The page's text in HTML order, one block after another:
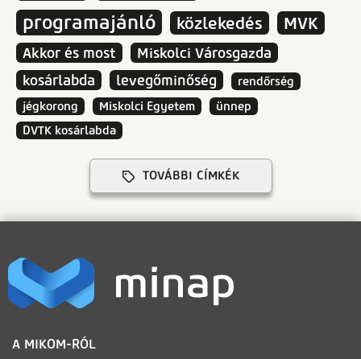
programajánló
közlekedés MVK
Akkor és most
Miskolci Városgazda
kosárlabda
levegőminőség
rendőrség
jégkorong
Miskolci Egyetem
ünnep
DVTK kosárlabda
TOVÁBBI CÍMKÉK
LÁBLÉC
A MIKOM-RÓL